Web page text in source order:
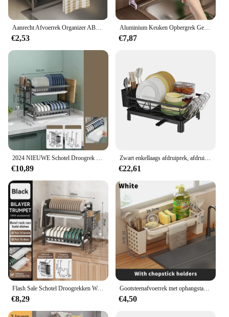
€2,53
Aluminium Keuken Opbergrek Geen-boor Gootsteen Afvoer Rack Zelflozende Gootsteen Plank Spons Houder Vaatdoek Handdoekenrek filter Mand
€7,87
€10,89
Zwart enkellaags afdruiprek, afdruiprek, afdruiprek, stalen plaat en komorganizer, 50 x 25 x 20 cm
€22,61
Flash Sale Schotel Droogrekken Wandmontage Multifunctionele Magazijnstellingen Afdruipplank Set Grote Roestbestendige Afdruiprek Met Utensi
€8,29
Gootsteenafvoerrek met ophangstang Roestbestendige sponshouder Kraanopslag Zeepafdruiprek Handdoekhouders Organisator Keukenaccessoires
€4,50